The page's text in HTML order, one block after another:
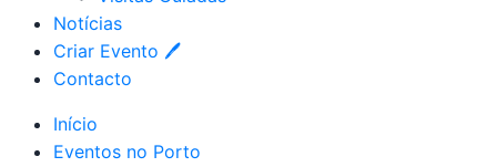
Notícias
Criar Evento 🖊
Contacto
Início
Eventos no Porto